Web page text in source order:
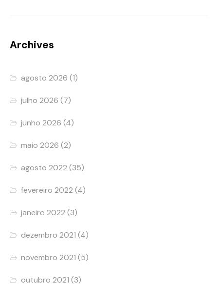
Archives
agosto 2026 (1)
julho 2026 (7)
junho 2026 (4)
maio 2026 (2)
agosto 2022 (35)
fevereiro 2022 (4)
janeiro 2022 (3)
dezembro 2021 (4)
novembro 2021 (5)
outubro 2021 (3)